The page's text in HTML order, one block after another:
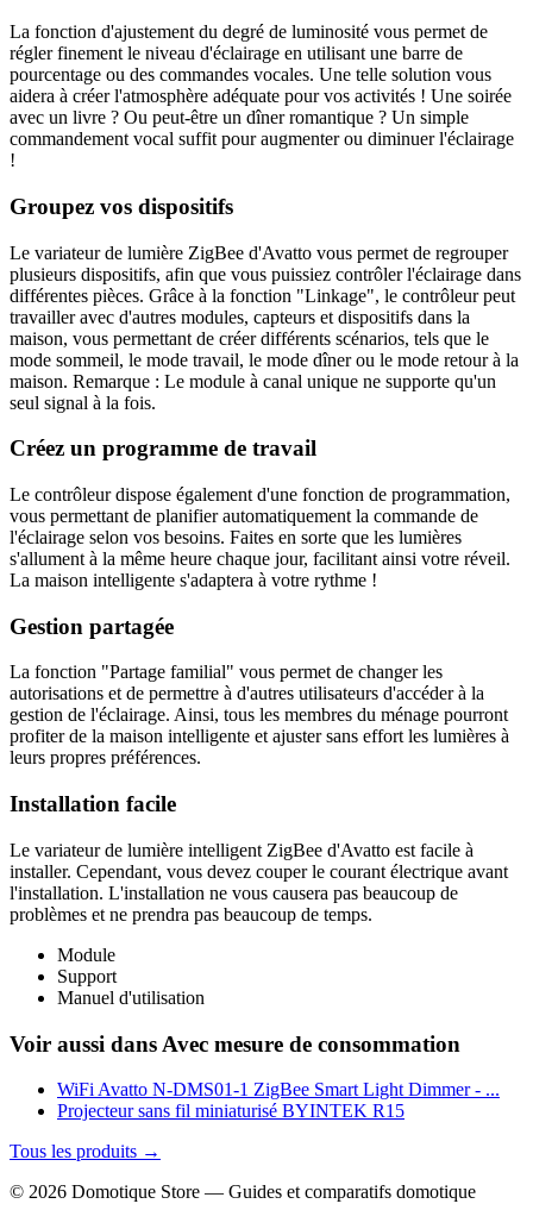
La fonction d'ajustement du degré de luminosité vous permet de
régler finement le niveau d'éclairage en utilisant une barre de
pourcentage ou des commandes vocales. Une telle solution vous
aidera à créer l'atmosphère adéquate pour vos activités ! Une soirée
avec un livre ? Ou peut-être un dîner romantique ? Un simple
commandement vocal suffit pour augmenter ou diminuer l'éclairage
!
Groupez vos dispositifs
Le variateur de lumière ZigBee d'Avatto vous permet de regrouper
plusieurs dispositifs, afin que vous puissiez contrôler l'éclairage dans
différentes pièces. Grâce à la fonction "Linkage", le contrôleur peut
travailler avec d'autres modules, capteurs et dispositifs dans la
maison, vous permettant de créer différents scénarios, tels que le
mode sommeil, le mode travail, le mode dîner ou le mode retour à la
maison. Remarque : Le module à canal unique ne supporte qu'un
seul signal à la fois.
Créez un programme de travail
Le contrôleur dispose également d'une fonction de programmation,
vous permettant de planifier automatiquement la commande de
l'éclairage selon vos besoins. Faites en sorte que les lumières
s'allument à la même heure chaque jour, facilitant ainsi votre réveil.
La maison intelligente s'adaptera à votre rythme !
Gestion partagée
La fonction "Partage familial" vous permet de changer les
autorisations et de permettre à d'autres utilisateurs d'accéder à la
gestion de l'éclairage. Ainsi, tous les membres du ménage pourront
profiter de la maison intelligente et ajuster sans effort les lumières à
leurs propres préférences.
Installation facile
Le variateur de lumière intelligent ZigBee d'Avatto est facile à
installer. Cependant, vous devez couper le courant électrique avant
l'installation. L'installation ne vous causera pas beaucoup de
problèmes et ne prendra pas beaucoup de temps.
Module
Support
Manuel d'utilisation
Voir aussi dans Avec mesure de consommation
WiFi Avatto N-DMS01-1 ZigBee Smart Light Dimmer - ...
Projecteur sans fil miniaturisé BYINTEK R15
Tous les produits →
© 2026 Domotique Store — Guides et comparatifs domotique